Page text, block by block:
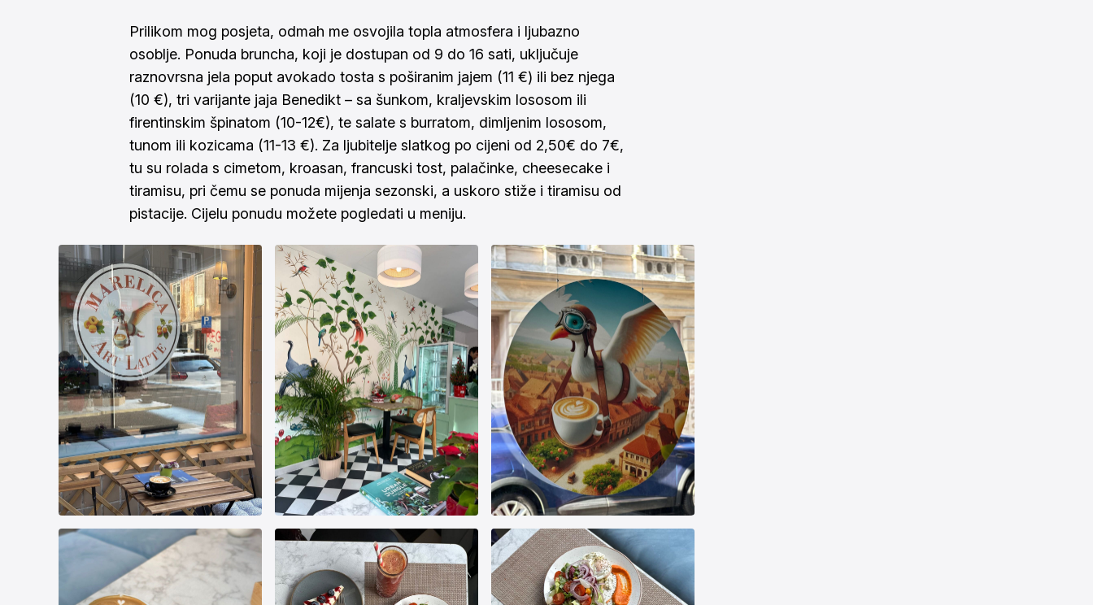
Prilikom mog posjeta, odmah me osvojila topla atmosfera i ljubazno
osoblje. Ponuda bruncha, koji je dostupan od 9 do 16 sati, uključuje
raznovrsna jela poput avokado tosta s poširanim jajem (11 €) ili bez njega
(10 €), tri varijante jaja Benedikt – sa šunkom, kraljevskim lososom ili
firentinskim špinatom (10-12€), te salate s burratom, dimljenim lososom,
tunom ili kozicama (11-13 €). Za ljubitelje slatkog po cijeni od 2,50€ do 7€,
tu su rolada s cimetom, kroasan, francuski tost, palačinke, cheesecake i
tiramisu, pri čemu se ponuda mijenja sezonski, a uskoro stiže i tiramisu od
pistacije. Cijelu ponudu možete pogledati u meniju.